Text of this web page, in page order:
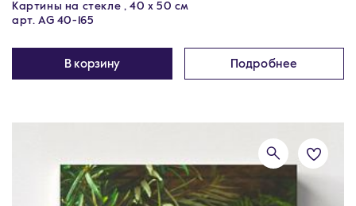
Картины на стекле , 40 х 50 см
арт. AG 40-165
В корзину Подробнее